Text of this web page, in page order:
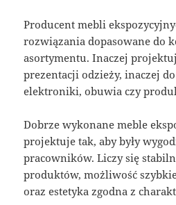
Producent mebli
rozwiązania dopasowane do
asortymentu. Inaczej
prezentacji odzieży, inaczej
elektroniki, obuwia czy
Dobrze wykonane meble
projektuje tak, aby były
pracowników. Liczy się
produktów, możliwość
oraz estetyka zgodna z